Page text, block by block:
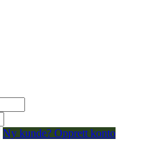
Ny kunde? Opprett konto